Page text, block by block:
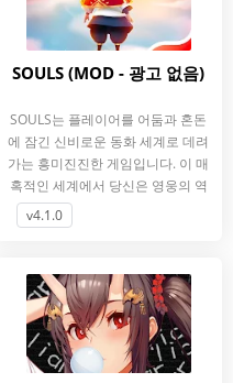
SOULS (MOD - 광고 없음)
SOULS는 플레이어를 어둠과 혼돈
에 잠긴 신비로운 동화 세계로 데려
가는 흥미진진한 게임입니다. 이 매
혹적인 세계에서 당신은 영웅의 역
할을 맡게 되며, 당신의 임무는 갇힌
v4.1.0